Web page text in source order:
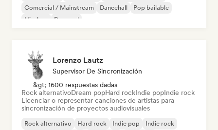
Comercial / Mainstream
Dancehall
Pop bailable
Hip-hop
Pop soul
Lorenzo Lautz
Supervisor De Sincronización
&gt; 1600 respuestas dadas
Rock alternativoDream popHard rockIndie popIndie rock
Licenciar o representar canciones de artistas para
sincronización de proyectos audiovisuales
Rock alternativo Hard rock Indie pop
Indie rock